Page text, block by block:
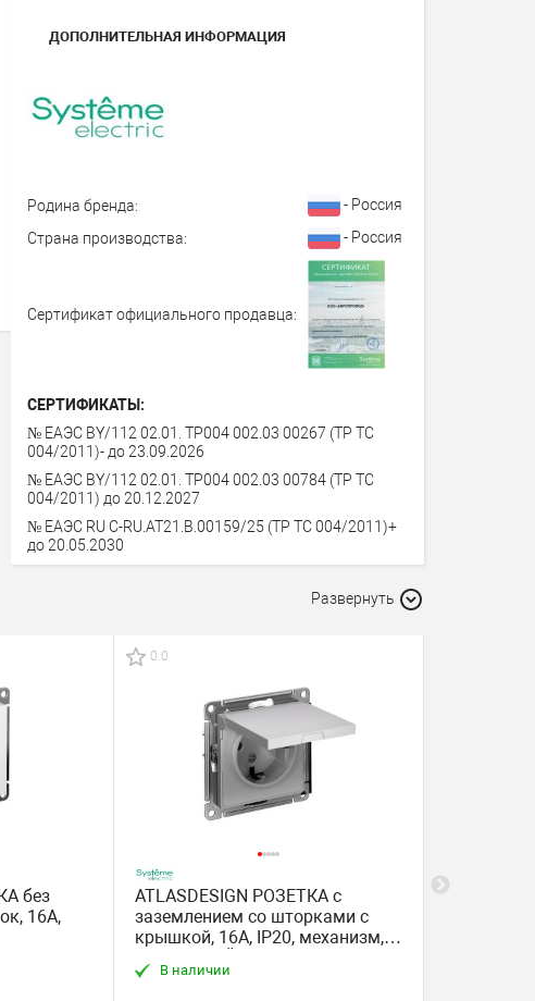
ДОПОЛНИТЕЛЬНАЯ ИНФОРМАЦИЯ
Родина бренда:
- Россия
Страна производства:
- Россия
Сертификат официального продавца:
СЕРТИФИКАТЫ:
№ ЕАЭС BY/112 02.01. ТР004 002.03 00267 (ТР ТС
004/2011)- до 23.09.2026
№ ЕАЭС BY/112 02.01. ТР004 002.03 00784 (ТР ТС
004/2011) до 20.12.2027
№ ЕАЭС RU С-RU.АТ21.В.00159/25 (ТР ТС 004/2011)+
до 20.05.2030
Развернуть
без
16А,
0.0
ATLASDESIGN РОЗЕТКА с
заземлением со шторками с
крышкой, 16А, IP20, механизм,
В наличии